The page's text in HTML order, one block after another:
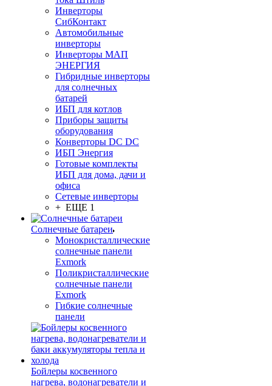
Инверторы
СибКонтакт
Автомобильные
инверторы
Инверторы МАП
ЭНЕРГИЯ
Гибридные инверторы
для солнечных
батарей
ИБП для котлов
Приборы защиты
оборудования
Конверторы DC DC
ИБП Энергия
Готовые комплекты
ИБП для дома, дачи и
офиса
Сетевые инверторы
+ ЕЩЕ 1
Солнечные батареи
Монокристаллические
солнечные панели
Exmork
Поликристаллические
солнечные панели
Exmork
Гибкие солнечные
панели
Бойлеры косвенного
нагрева, водонагреватели и